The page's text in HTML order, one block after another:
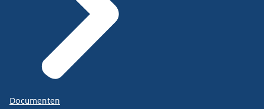
Documenten